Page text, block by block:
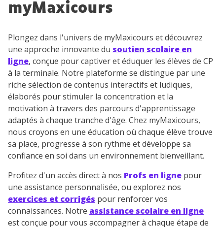
myMaxicours
Plongez dans l'univers de myMaxicours et découvrez
une approche innovante du soutien scolaire en
ligne, conçue pour captiver et éduquer les élèves de CP
à la terminale. Notre plateforme se distingue par une
riche sélection de contenus interactifs et ludiques,
élaborés pour stimuler la concentration et la
motivation à travers des parcours d'apprentissage
adaptés à chaque tranche d'âge. Chez myMaxicours,
nous croyons en une éducation où chaque élève trouve
sa place, progresse à son rythme et développe sa
confiance en soi dans un environnement bienveillant.
Profitez d'un accès direct à nos Profs en ligne pour
une assistance personnalisée, ou explorez nos
exercices et corrigés pour renforcer vos
connaissances. Notre assistance scolaire en ligne
est conçue pour vous accompagner à chaque étape de